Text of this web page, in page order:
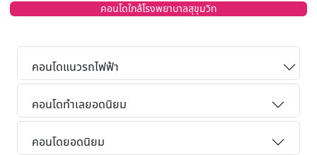
คอนโดใกล้โรงพยาบาลสุขุมวิท
คอนโดแนวรถไฟฟ้า
คอนโดทำเลยอดนิยม
คอนโดยอดนิยม